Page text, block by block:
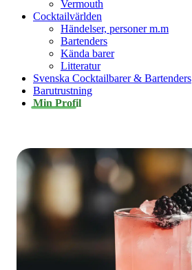
Vermouth
Cocktailvärlden
Händelser, personer m.m
Bartenders
Kända barer
Litteratur
Svenska Cocktailbarer & Bartenders
Barutrustning
Min Profil